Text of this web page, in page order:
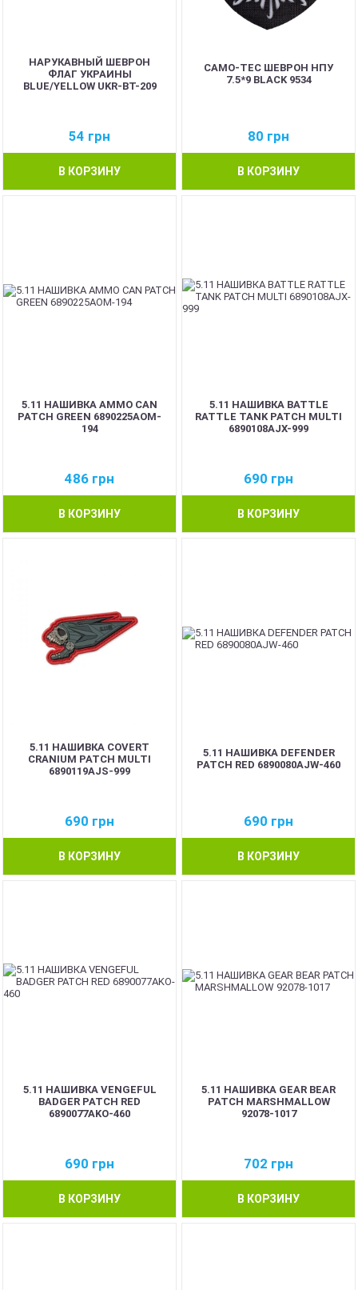
НАРУКАВНЫЙ ШЕВРОН
ФЛАГ УКРАИНЫ
BLUE/YELLOW UKR-BT-209
54 грн
В КОРЗИНУ
CAMO-TEC ШЕВРОН НПУ
7.5*9 BLACK 9534
80 грн
В КОРЗИНУ
5.11 НАШИВКА AMMO CAN
PATCH GREEN 6890225AOM-
194
486 грн
В КОРЗИНУ
5.11 НАШИВКА BATTLE
RATTLE TANK PATCH MULTI
6890108AJX-999
690 грн
В КОРЗИНУ
5.11 НАШИВКА COVERT
CRANIUM PATCH MULTI
6890119AJS-999
690 грн
В КОРЗИНУ
5.11 НАШИВКА DEFENDER
PATCH RED 6890080AJW-460
690 грн
В КОРЗИНУ
5.11 НАШИВКА VENGEFUL
BADGER PATCH RED
6890077AKO-460
690 грн
В КОРЗИНУ
5.11 НАШИВКА GEAR BEAR
PATCH MARSHMALLOW
92078-1017
702 грн
В КОРЗИНУ